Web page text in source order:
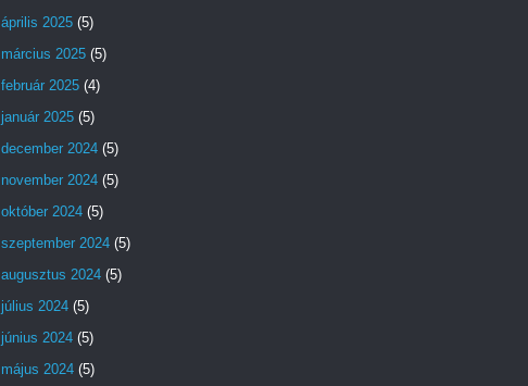
április 2025 (5)
március 2025 (5)
február 2025 (4)
január 2025 (5)
december 2024 (5)
november 2024 (5)
október 2024 (5)
szeptember 2024 (5)
augusztus 2024 (5)
július 2024 (5)
június 2024 (5)
május 2024 (5)